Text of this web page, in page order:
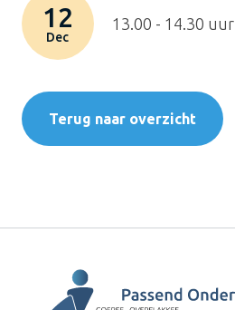
12
Dec
13.00 - 14.30 uur
Terug naar overzicht